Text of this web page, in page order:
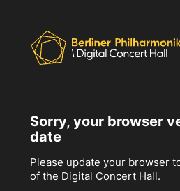
Sorry, your browser
date
Please update your browser
of the Digital Concert Hall.